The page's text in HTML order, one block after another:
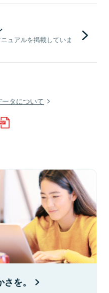
ュアルを掲載していま
タについて
を。